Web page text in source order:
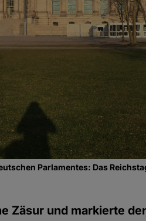
Parlamentes: Das
Zäsur und markierte